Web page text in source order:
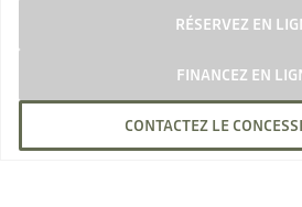
RÉSERVEZ EN
FINANCEZ EN
CONTACTEZ LE